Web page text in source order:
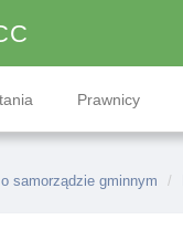
Prawnicy
samorządzie gminnym